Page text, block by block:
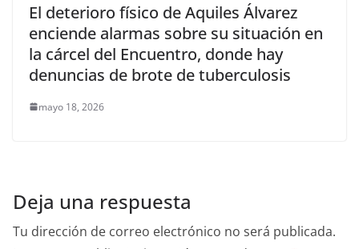
El deterioro físico de Aquiles Álvarez
enciende alarmas sobre su situación en
la cárcel del Encuentro, donde hay
denuncias de brote de tuberculosis
mayo 18, 2026
Deja una respuesta
Tu dirección de correo electrónico no será publicada.